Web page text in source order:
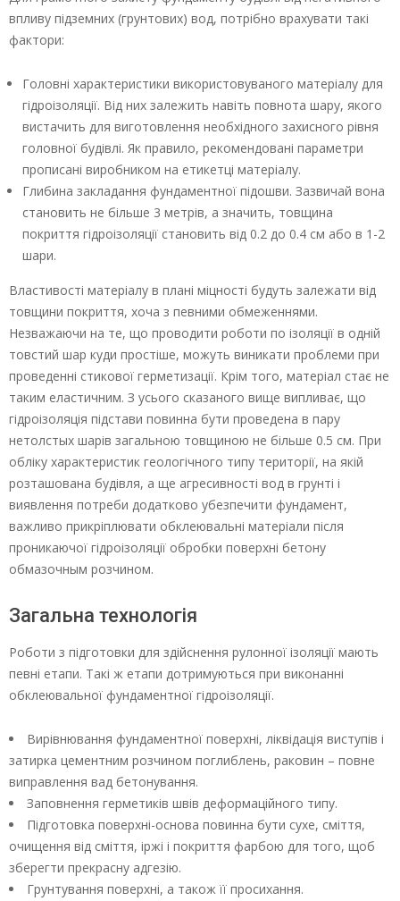
впливу підземних (грунтових) вод, потрібно врахувати такі
фактори:
Головні характеристики використовуваного матеріалу для
гідроізоляції. Від них залежить навіть повнота шару, якого
вистачить для виготовлення необхідного захисного рівня
головної будівлі. Як правило, рекомендовані параметри
прописані виробником на етикетці матеріалу.
Глибина закладання фундаментної підошви. Зазвичай вона
становить не більше 3 метрів, а значить, товщина
покриття гідроізоляції становить від 0.2 до 0.4 см або в 1-2
шари.
Властивості матеріалу в плані міцності будуть залежати від
товщини покриття, хоча з певними обмеженнями.
Незважаючи на те, що проводити роботи по ізоляції в одній
товстий шар куди простіше, можуть виникати проблеми при
проведенні стикової герметизації. Крім того, матеріал стає не
таким еластичним. З усього сказаного вище випливає, що
гідроізоляція підстави повинна бути проведена в пару
нетолстых шарів загальною товщиною не більше 0.5 см. При
обліку характеристик геологічного типу території, на якій
розташована будівля, а ще агресивності вод в грунті і
виявлення потреби додатково убезпечити фундамент,
важливо прикріплювати обклеювальні матеріали після
проникаючої гідроізоляції обробки поверхні бетону
обмазочным розчином.
Загальна технологія
Роботи з підготовки для здійснення рулонної ізоляції мають
певні етапи. Такі ж етапи дотримуються при виконанні
обклеювальної фундаментної гідроізоляції.
Вирівнювання фундаментної поверхні, ліквідація виступів і
затирка цементним розчином поглиблень, раковин – повне
виправлення вад бетонування.
Заповнення герметиків швів деформаційного типу.
Підготовка поверхні-основа повинна бути сухе, сміття,
очищення від сміття, іржі і покриття фарбою для того, щоб
зберегти прекрасну адгезію.
Грунтування поверхні, а також її просихання.